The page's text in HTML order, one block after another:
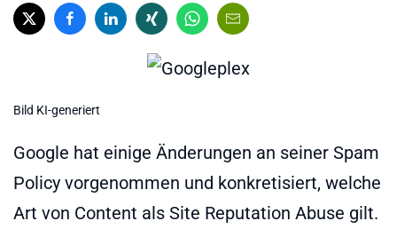
Bild KI-generiert
Google hat einige Änderungen an seiner Spam
Policy vorgenommen und konkretisiert, welche
Art von Content als Site Reputation Abuse gilt.